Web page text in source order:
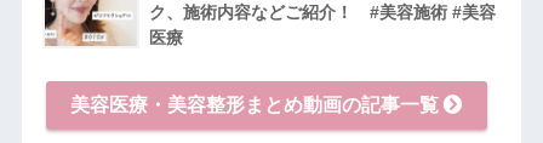
ク、施術内容などご紹介！ #美容施術 #美容
医療
美容医療・美容整形まとめ動画の記事一覧